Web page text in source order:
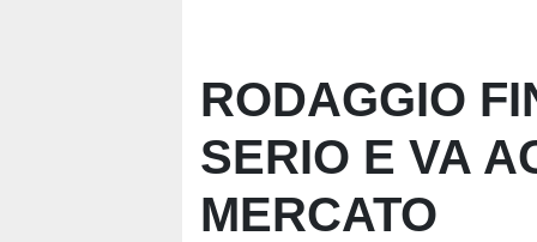
RODAGGIO
SERIO E VA
MERCATO